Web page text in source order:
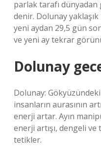
parlak tarafı
denir. Dolunay
yeni aydan 29,5 gün
ve yeni ay tekrar
Dolunay
Dolunay: Gökyüzündeki
insanların aurasının
enerji artar. Ayın
enerji artışı, dengeli
tetikler.